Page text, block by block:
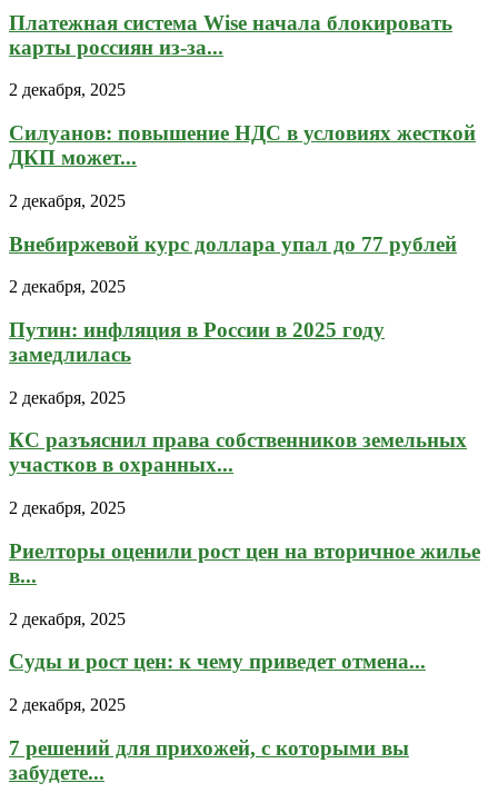
Платежная система Wise начала блокировать
карты россиян из-за...
2 декабря, 2025
Силуанов: повышение НДС в условиях жесткой
ДКП может...
2 декабря, 2025
Внебиржевой курс доллара упал до 77 рублей
2 декабря, 2025
Путин: инфляция в России в 2025 году
замедлилась
2 декабря, 2025
КС разъяснил права собственников земельных
участков в охранных...
2 декабря, 2025
Риелторы оценили рост цен на вторичное жилье
в...
2 декабря, 2025
Суды и рост цен: к чему приведет отмена...
2 декабря, 2025
7 решений для прихожей, с которыми вы
забудете...